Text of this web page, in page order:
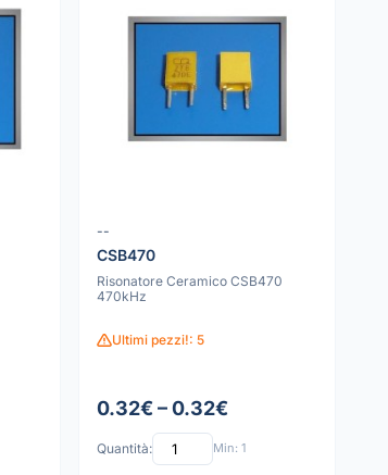
--
CSB470
Risonatore Ceramico CSB470
470kHz
Ultimi pezzi!: 5
0.32€ – 0.32€
Quantità: Min: 1